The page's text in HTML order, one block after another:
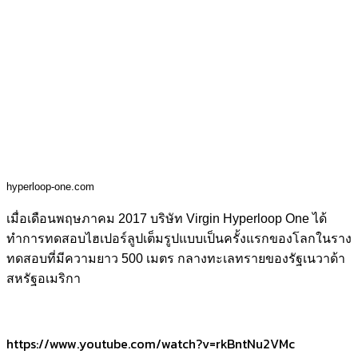
hyperloop-one.com
เมื่อเดือนพฤษภาคม 2017 บริษัท Virgin Hyperloop One ได้
ทำการทดสอบไฮเปอร์ลูปเต็มรูปแบบเป็นครั้งแรกของโลกในราง
ทดสอบที่มีความยาว 500 เมตร กลางทะเลทรายของรัฐเนวาด้า
สหรัฐอเมริกา
https://www.youtube.com/watch?v=rkBntNu2VMc